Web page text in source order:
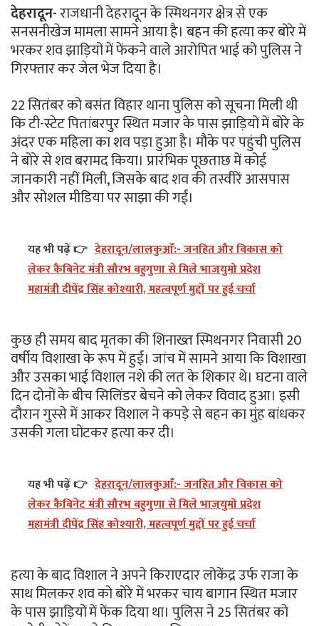
देहरादून-राजधानी देहरादून के स्मिथनगर क्षेत्र से एक
सनसनीखेज मामला सामने आया है। बहन की हत्या कर बोरे में
भरकर शव झाड़ियों में फेंकने वाले आरोपित भाई को पुलिस ने
गिरफ्तार कर जेल भेज दिया है।
22 सितंबर को बसंत विहार थाना पुलिस को सूचना मिली थी
कि टी-स्टेट पितांबरपुर स्थित मजार के पास झाड़ियों में बोरे के
अंदर एक महिला का शव पड़ा हुआ है। मौके पर पहुंची पुलिस
ने बोरे से शव बरामद किया। प्रारंभिक पूछताछ में कोई
जानकारी नहीं मिली, जिसके बाद शव की तस्वीरें आसपास
और सोशल मीडिया पर साझा की गईं।
यह भी पढ़ें 👉 देहरादून/लालकुआँ:- जनहित और विकास को
लेकर कैबिनेट मंत्री सौरभ बहुगुणा से मिले भाजयुमो प्रदेश
महामंत्री दीपेंद्र सिंह कोश्यारी, महत्वपूर्ण मुद्दों पर हुई चर्चा
कुछ ही समय बाद मृतका की शिनाख्त स्मिथनगर निवासी 20
वर्षीय विशाखा के रूप में हुई। जांच में सामने आया कि विशाखा
और उसका भाई विशाल नशे की लत के शिकार थे। घटना वाले
दिन दोनों के बीच सिलिंडर बेचने को लेकर विवाद हुआ। इसी
दौरान गुस्से में आकर विशाल ने कपड़े से बहन का मुंह बांधकर
उसकी गला घोंटकर हत्या कर दी।
यह भी पढ़ें 👉 देहरादून/लालकुआँ:- जनहित और विकास को
लेकर कैबिनेट मंत्री सौरभ बहुगुणा से मिले भाजयुमो प्रदेश
महामंत्री दीपेंद्र सिंह कोश्यारी, महत्वपूर्ण मुद्दों पर हुई चर्चा
हत्या के बाद विशाल ने अपने किराएदार लोकेंद्र उर्फ राजा के
साथ मिलकर शव को बोरे में भरकर चाय बागान स्थित मजार
के पास झाड़ियों में फेंक दिया था। पुलिस ने 25 सितंबर को